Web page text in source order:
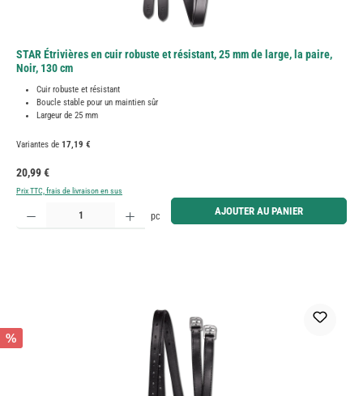
STAR Étrivières en cuir robuste et résistant, 25 mm de large, la paire,
Noir, 130 cm
Cuir robuste et résistant
Boucle stable pour un maintien sûr
Largeur de 25 mm
Variantes de 17,19 €
Prix régulier :
20,99 €
Prix TTC, frais de livraison en sus
Quantité de produit : Entrez la quantité souhaitée ou utilisez les boutons pour augmenter ou
pc AJOUTER AU PANIER
%